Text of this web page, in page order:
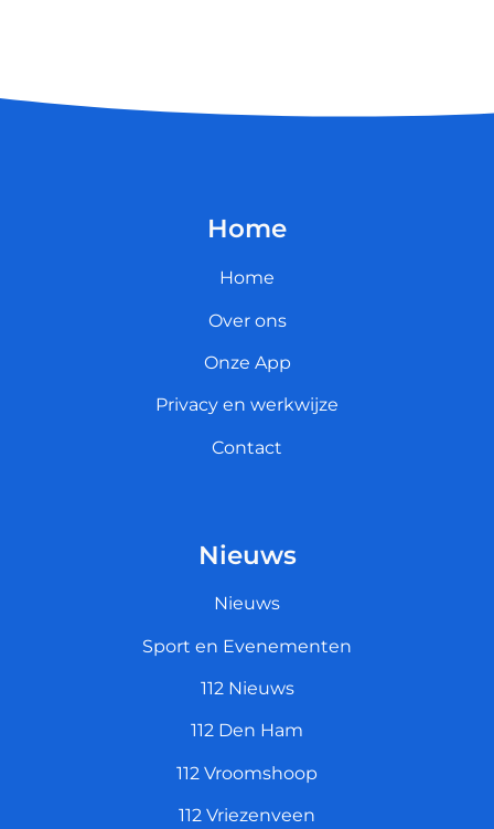
Home
Home
Over ons
Onze App
Privacy en werkwijze
Contact
Nieuws
Nieuws
Sport en Evenementen
112 Nieuws
112 Den Ham
112 Vroomshoop
112 Vriezenveen